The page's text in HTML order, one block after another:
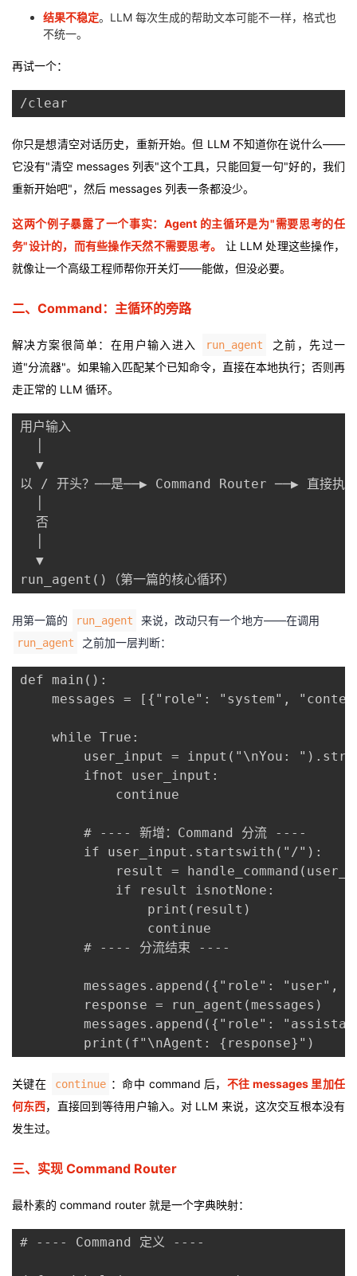
堂
我
的
课
程
我
的
认
证
我
的
实
验
我
的
收
我
的
技
支
我
的
声
议
结果不稳定。LLM 每次生成的帮助文本可能不一样，格式也
不统一。
再试一个：
/clear
你只是想清空对话历史，重新开始。但 LLM 不知道你在说什么——
它没有"清空 messages 列表"这个工具，只能回复一句"好的，我们
重新开始吧"，然后 messages 列表一条都没少。
这两个例子暴露了一个事实：Agent 的主循环是为"需要思考的任
务"设计的，而有些操作天然不需要思考。
让 LLM 处理这些操作，
就像让一个高级工程师帮你开关灯——能做，但没必要。
二、Command：主循环的旁路
解决方案很简单：在用户输入进入 run_agent
之前，先过一
道"分流器"。如果输入匹配某个已知命令，直接在本地执行；否则再
走正常的 LLM 循环。
用户输入
▼
以 / 开头？──是──▶ Command Router ──▶ 直接执行
否
▼
run_agent()（第一篇的核心循环）
用第一篇的 run_agent 来说，改动只有一个地方——在调用
run_agent 之前加一层判断：
def main():
messages = [{"role": "system", "content":
while True:
user_input = input("\nYou:
ifnot user_input:
continue
# ---- 新增：Command 分流 ----
if user_input.startswith("/"):
result =
if result isnotNone:
print(result)
continue
# ---- 分流结束 ----
messages.append({"role": "user",
response = run_agent(messages)
messages.append({"role":
print(f"\nAgent: {response}")
关键在 continue ：命中 command 后， 不往 messages 里加任
何东西，直接回到等待用户输入。对 LLM 来说，这次交互根本没有
发生过。
三、实现 Command Router
最朴素的 command router 就是一个字典映射：
# ---- Command 定义 ----